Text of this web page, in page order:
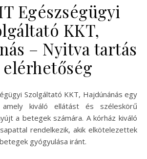
Egészségügyi
KKT,
– Nyitva tartás
elérhetőség
kiváló ellátást és széleskörű
a betegek számára. A kórház kiváló
rendelkezik, akik elkötelezettek
gyógyulása iránt.